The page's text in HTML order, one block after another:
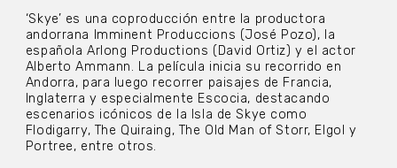
‘Skye’ es una coproducción entre la productora
andorrana Imminent Produccions (José Pozo), la
española Arlong Productions (David Ortiz) y el actor
Alberto Ammann. La película inicia su recorrido en
Andorra, para luego recorrer paisajes de Francia,
Inglaterra y especialmente Escocia, destacando
escenarios icónicos de la Isla de Skye como
Flodigarry, The Quiraing, The Old Man of Storr, Elgol y
Portree, entre otros.